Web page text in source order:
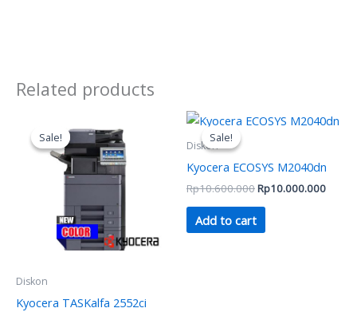
Related products
Sale!
Sale!
Diskon
Kyocera TASKalfa 2552ci
price
was:
Rp62.000.000.
Current
Rp57.000.000.
Sale!
Sale!
Diskon
Kyocera ECOSYS M2040dn
Rp10.600.000
Original
price
Rp10.000.000
price
Add to cart